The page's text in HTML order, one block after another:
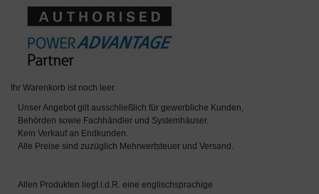
Ihr Warenkorb ist noch leer.
Unser Angebot gilt ausschließlich für gewerbliche Kunden,
Behörden sowie Fachhändler und Systemhäuser.
Kein Verkauf an Endkunden.
Alle Preise sind zuzüglich Mehrwertsteuer und Versand.
Allen Produkten liegt i.d.R. eine englischsprachige